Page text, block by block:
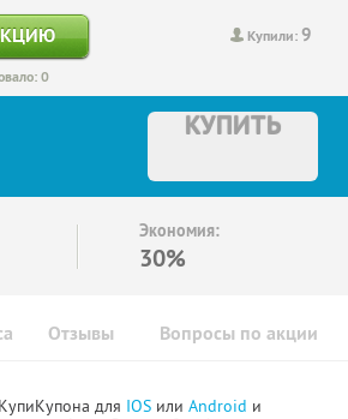
Купили:9
0
КУПИТЬ
Экономия:
30%
Отзывы Вопросы по акции
для IOS или Android и